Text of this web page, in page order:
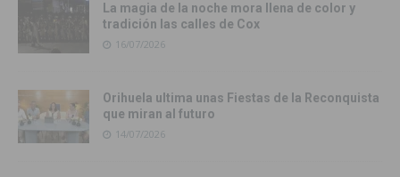
La magia de la noche mora llena de color y
tradición las calles de Cox
16/07/2026
Orihuela ultima unas Fiestas de la Reconquista
que miran al futuro
14/07/2026